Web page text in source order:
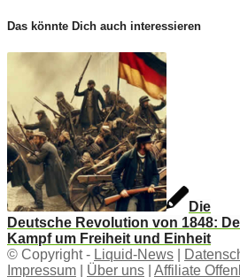
Das könnte Dich auch interessieren
Die
Deutsche Revolution von 1848:
Kampf um Freiheit und Einheit
© Copyright - Liquid-News
Impressum
Über uns Affiliate